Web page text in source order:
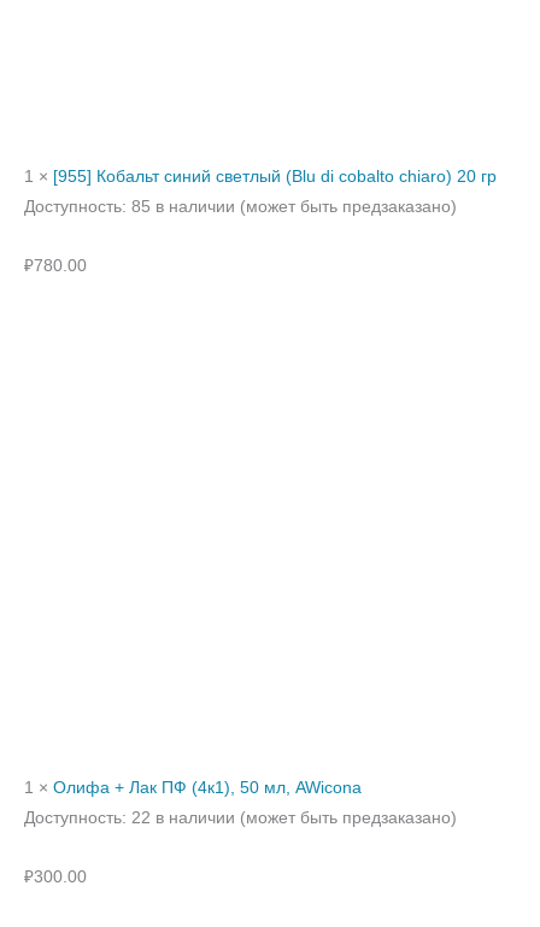
1 × [955] Кобальт синий светлый (Blu di cobalto chiaro) 20 гр
Доступность: 85 в наличии (может быть предзаказано)
₽780.00
1 × Олифа + Лак ПФ (4к1), 50 мл, AWicona
Доступность: 22 в наличии (может быть предзаказано)
₽300.00